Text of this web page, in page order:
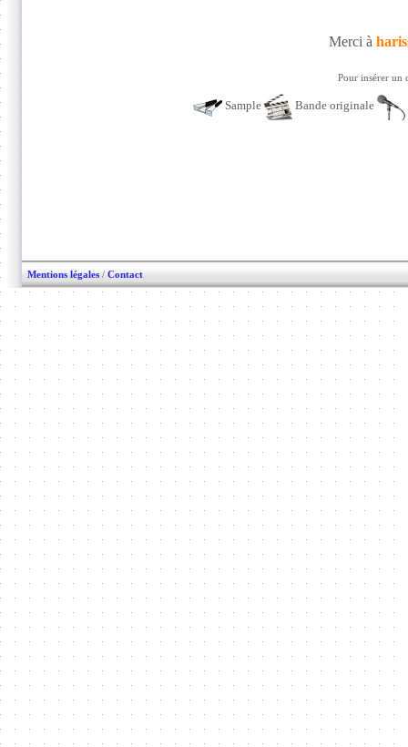
Merci à
Pour insérer un
Sample Bande originale
Mentions légales / Contact